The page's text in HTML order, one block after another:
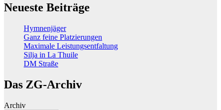
Neueste Beiträge
Hymnenjäger
Ganz feine Platzierungen
Maximale Leistungsentfaltung
Silja in La Thuile
DM Straße
Das ZG-Archiv
Archiv